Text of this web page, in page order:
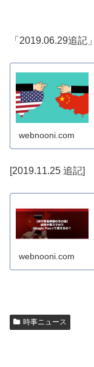
「2019.06.29追記」
webnooni.com
[2019.11.25 追記]
webnooni.com
時事ニュース